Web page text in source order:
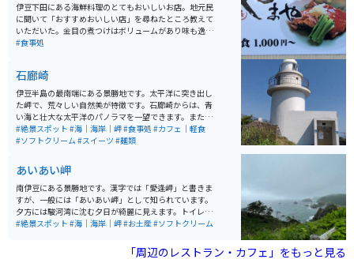
伊豆下田にある海鮮料理のとてもおいしいお店。地元民
に聞いて「おすすめおいしい店」を尋ねたところ教えて
いただいた。金目の煮つけはボリュームがあり味も逸
品！ほかにも海鮮丼や各種フライ等どれも新鮮でおいし
#食事処
石廊崎
伊豆半島の最南端にある景勝地です。太平洋に突き出し
た岬で、荒々しい自然美が特徴です。石廊崎からは、青
い海と壮大な太平洋のパノラマを一望できます。また、
石廊崎灯台もあり、その白い灯台は絵画のような風景を
作り出しています。ハイキングや写真撮影に最適な場所
に際立ちます。先端には石廊崎神社もあり、海上安全の
神様として崇拝されています。 駐車場近くに休憩棟があ
り、食事やスイーツがあります。駐車場から徒歩で片道2
0～30分ほどで先端にある灯台、神社に着きます。神社
に続く階段は急な階段になっています。
#絶景スポット #海｜海岸｜岬#食事処 #カフェ｜軽食
#ソフトクリーム#スイーツ #麺類
あいあい岬
南伊豆にある景勝地です。漢字では「愛逢岬」と書きま
すが、一般には「あいあい岬」として知られています。
夕方には駿河湾に沈む夕日が綺麗に見えます。トイレと
お土産屋があります。12種類のソフトクリームがあり、
#絶景スポット #海｜海岸｜岬#お土産#ソフトクリーム
「周辺のレストラン・カフェ」をもっと見る